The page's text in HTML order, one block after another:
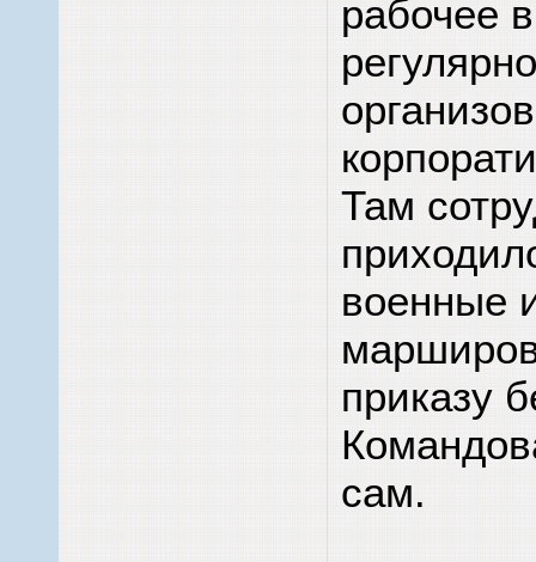
рабочее
регулярно
Там
военные
приказу
сам.